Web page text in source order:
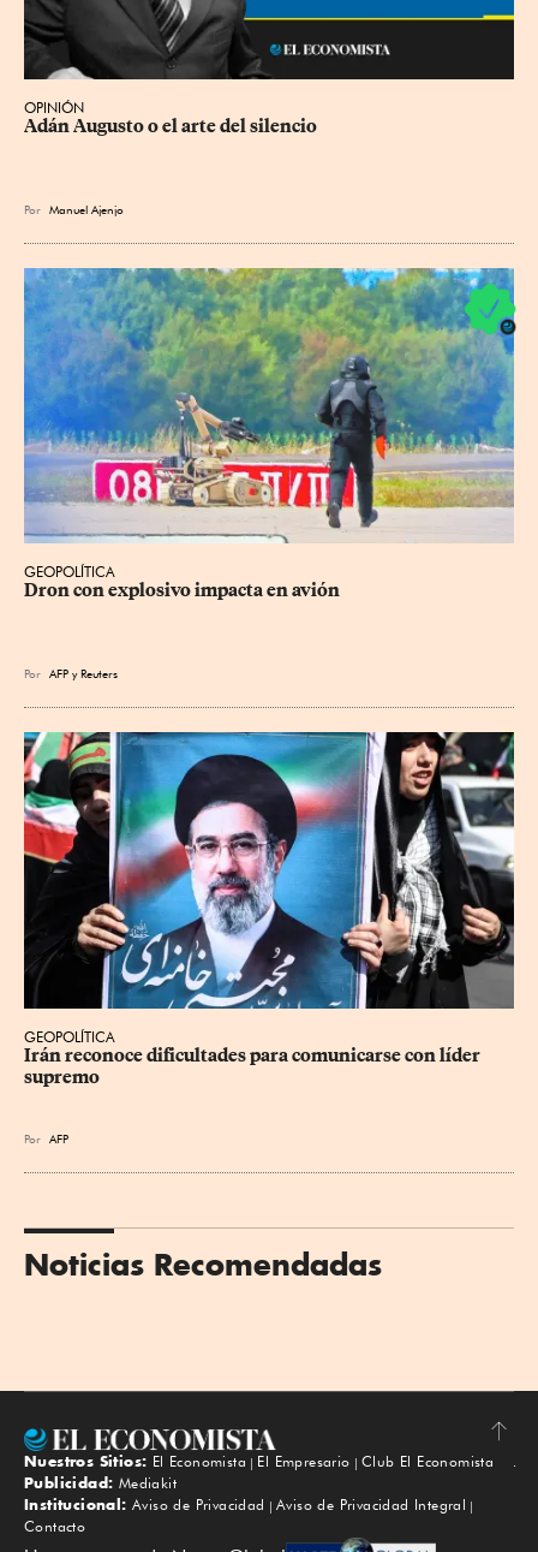
OPINIÓN
Adán Augusto o el arte del silencio
Por Manuel Ajenjo
GEOPOLÍTICA
Dron con explosivo impacta en avión
Por AFP yReuters
GEOPOLÍTICA
Irán reconoce dificultades para comunicarse con líder
supremo
Por AFP
Noticias Recomendadas
Subir
Nuestros Sitios: El Economista El Empresario
Club El Economista
Publicidad: Mediakit
Institucional: Aviso de Privacidad
Aviso de Privacidad Integral
Contacto